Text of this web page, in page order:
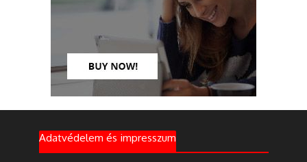
Adatvédelem és impresszum